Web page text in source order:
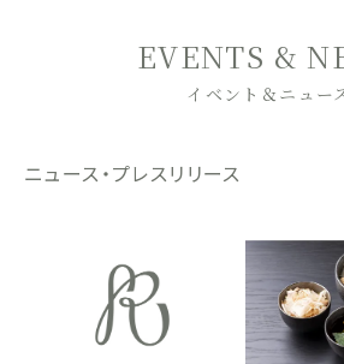
EVENTS &
イベント＆ニュー
ニュース・プレスリリース